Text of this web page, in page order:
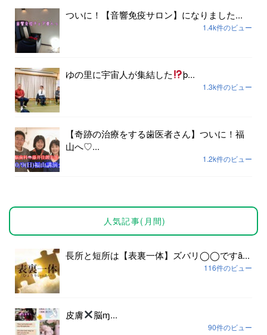
ついに！【音響免疫サロン】になりました...
1.4k件のビュー
ゆの里に宇宙人が集結した þ...
1.3k件のビュー
【奇跡の治療をする歯医者さん】ついに！福
山へ♡...
1.2k件のビュー
人気記事(月間)
長所と短所は【表裏一体】ズバリ◯◯ですȃ...
116件のビュー
皮膚 脳ɱ...
90件のビュー